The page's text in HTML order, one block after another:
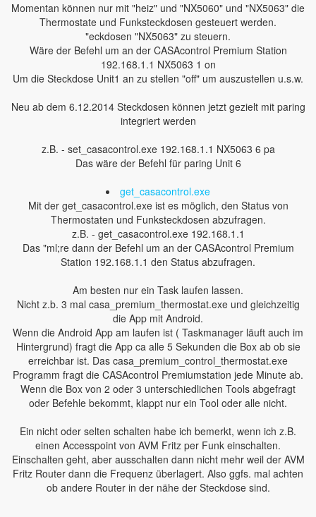
Momentan können nur mit "heiz" und "NX5060" und "NX5063" die
Thermostate und Funksteckdosen gesteuert werden.
"eckdosen "NX5063" zu steuern.
Wäre der Befehl um an der CASAcontrol Premium Station
192.168.1.1 NX5063 1 on
Um die Steckdose Unit1 an zu stellen "off" um auszustellen u.s.w.
Neu ab dem 6.12.2014 Steckdosen können jetzt gezielt mit paring
integriert werden
z.B. - set_casacontrol.exe 192.168.1.1 NX5063 6 pa
Das wäre der Befehl für paring Unit 6
get_casacontrol.exe
Mit der get_casacontrol.exe ist es möglich, den Status von
Thermostaten und Funksteckdosen abzufragen.
z.B. - get_casacontrol.exe 192.168.1.1
Das "ml;re dann der Befehl um an der CASAcontrol Premium
Station 192.168.1.1 den Status abzufragen.
Am besten nur ein Task laufen lassen.
Nicht z.b. 3 mal casa_premium_thermostat.exe und gleichzeitig
die App mit Android.
Wenn die Android App am laufen ist ( Taskmanager läuft auch im
Hintergrund) fragt die App ca alle 5 Sekunden die Box ab ob sie
erreichbar ist. Das casa_premium_control_thermostat.exe
Programm fragt die CASAcontrol Premiumstation jede Minute ab.
Wenn die Box von 2 oder 3 unterschiedlichen Tools abgefragt
oder Befehle bekommt, klappt nur ein Tool oder alle nicht.
Ein nicht oder selten schalten habe ich bemerkt, wenn ich z.B.
einen Accesspoint von AVM Fritz per Funk einschalten.
Einschalten geht, aber ausschalten dann nicht mehr weil der AVM
Fritz Router dann die Frequenz überlagert. Also ggfs. mal achten
ob andere Router in der nähe der Steckdose sind.